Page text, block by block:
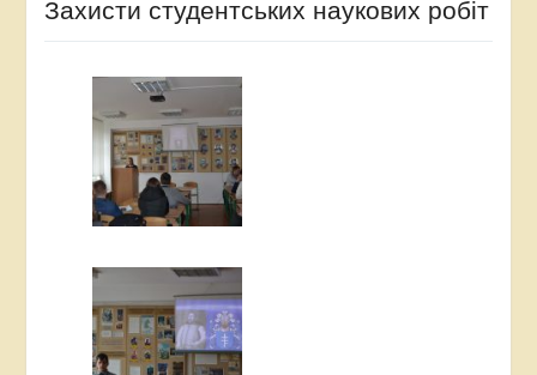
Захисти студентських наукових робіт